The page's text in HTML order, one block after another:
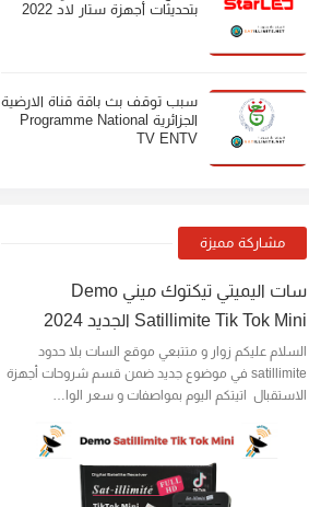
بتحديثات أجهزة ستار لاد 2022
سبب توقف بث باقة قناة الارضية
الجزائرية Programme National
TV ENTV
مشاركة مميزة
سات اليميتي تيكتوك ميني Demo
Satillimite Tik Tok Mini الجديد 2024
السلام عليكم زوار و متتبعي موقع السات بلا حدود
satillimite في موضوع جديد ضمن قسم شروحات أجهزة
الاستقبال اتيتكم اليوم بمواصفات و سعر الوا…